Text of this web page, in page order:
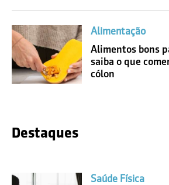
Alimentação
Alimentos bons
saiba o que
cólon
Destaques
Saúde Física